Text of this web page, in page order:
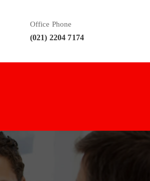
Office Phone
(021) 2204 7174